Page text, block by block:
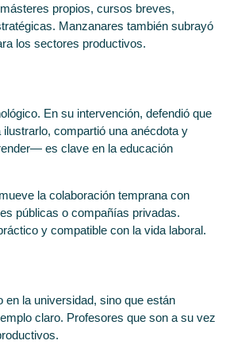
propios, cursos breves,
Manzanares también subrayó
los sectores productivos.
En su intervención, defendió que
compartió una anécdota y
es clave en la educación
la colaboración temprana con
públicas o compañías privadas.
y compatible con la vida laboral.
la universidad, sino que están
claro. Profesores que son a su vez